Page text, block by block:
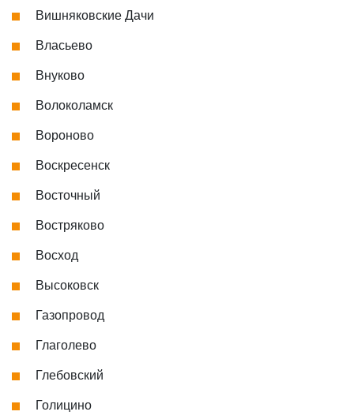
Вишняковские Дачи
Власьево
Внуково
Волоколамск
Вороново
Воскресенск
Восточный
Востряково
Восход
Высоковск
Газопровод
Глаголево
Глебовский
Голицино